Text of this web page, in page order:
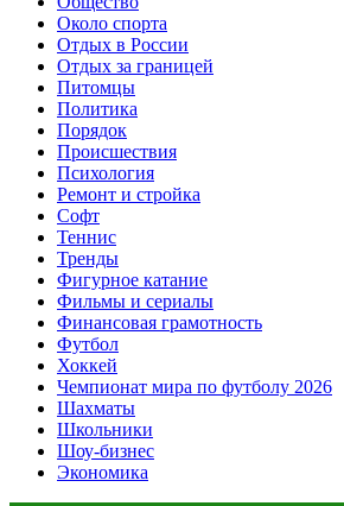
Около спорта
Отдых в России
Отдых за границей
Питомцы
Политика
Порядок
Происшествия
Психология
Ремонт и стройка
Софт
Теннис
Тренды
Фигурное катание
Фильмы и сериалы
Финансовая грамотность
Футбол
Хоккей
Чемпионат мира по футболу 2026
Шахматы
Школьники
Шоу-бизнес
Экономика